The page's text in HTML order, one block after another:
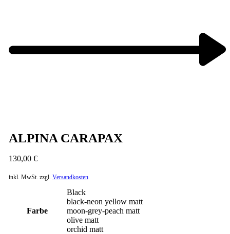
ALPINA CARAPAX
130,00 €
inkl. MwSt. zzgl. Versandkosten
Farbe
Black
black-neon yellow matt
moon-grey-peach matt
olive matt
orchid matt